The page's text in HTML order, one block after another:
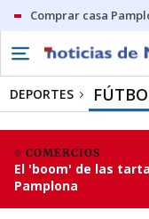
Comprar casa
DEPORTES
COMERCIOS
El 'boom' de las
Pamplona